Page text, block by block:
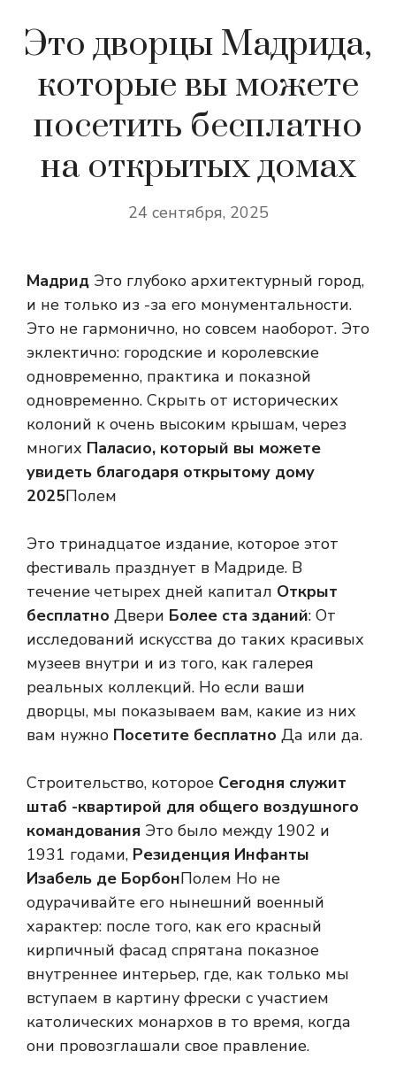
Это дворцы Мадрида,
которые вы можете
посетить бесплатно
на открытых домах
24 сентября, 2025
Мадрид Это глубоко архитектурный город,
и не только из -за его монументальности.
Это не гармонично, но совсем наоборот. Это
эклектично: городские и королевские
одновременно, практика и показной
одновременно. Скрыть от исторических
колоний к очень высоким крышам, через
многих Паласио, который вы можете
увидеть благодаря открытому дому
2025Полем
Это тринадцатое издание, которое этот
фестиваль празднует в Мадриде. В
течение четырех дней капитал Открыт
бесплатно Двери Более ста зданий: От
исследований искусства до таких красивых
музеев внутри и из того, как галерея
реальных коллекций. Но если ваши
дворцы, мы показываем вам, какие из них
вам нужно Посетите бесплатно Да или да.
Строительство, которое Сегодня служит
штаб -квартирой для общего воздушного
командования Это было между 1902 и
1931 годами, Резиденция Инфанты
Изабель де БорбонПолем Но не
одурачивайте его нынешний военный
характер: после того, как его красный
кирпичный фасад спрятана показное
внутреннее интерьер, где, как только мы
вступаем в картину фрески с участием
католических монархов в то время, когда
они провозглашали свое правление.